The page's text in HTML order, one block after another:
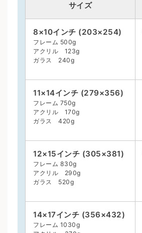
サイズ
8×10インチ (203×254)
フレーム 500g
アクリル 123g
ガラス 240g
11×14インチ (279×356)
フレーム 750g
アクリル 170g
ガラス 420g
12×15インチ (305×381)
フレーム 830g
アクリル 290g
ガラス 520g
14×17インチ (356×432)
フレーム 1030g